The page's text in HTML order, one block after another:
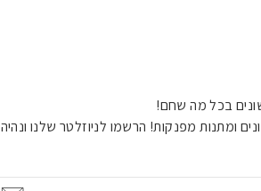
בכל מה שחם!
ומתנות מפנקות! הרשמו לניוזלטר שלנו ונהיה